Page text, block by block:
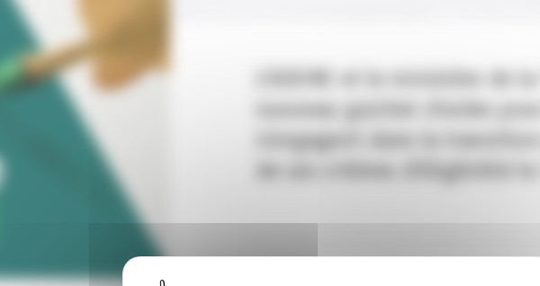
L’ADEME et le ministère de
nouveau guichet d’aides
s’engagent dans la
de ses critères d’éligibilité